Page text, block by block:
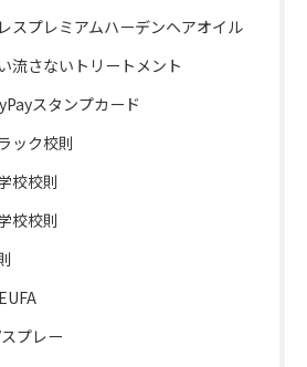
スプレミアムハーデンヘアオイル
流さないトリートメント
スタンプカード
ック校則
校校則
校校則
プレー